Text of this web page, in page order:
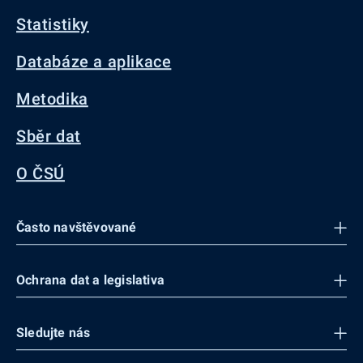
Statistiky
Databáze a aplikace
Metodika
Sběr dat
O ČSÚ
Často navštěvované
Ochrana dat a legislativa
Sledujte nás